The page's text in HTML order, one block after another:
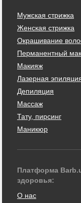
Мужская стрижка
Женская стрижка
Окрашивание
Перманентный
Макияж
Лазерная
Депиляция
Массаж
Тату, пирсинг
Маникюр
Платформа
здоровья:
О нас